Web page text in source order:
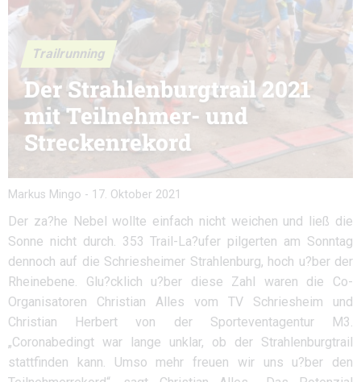
Trailrunning
Der Strahlenburgtrail 2021
mit Teilnehmer- und
Streckenrekord
Markus Mingo - 17. Oktober 2021
Der za?he Nebel wollte einfach nicht weichen und ließ die
Sonne nicht durch. 353 Trail-La?ufer pilgerten am Sonntag
dennoch auf die Schriesheimer Strahlenburg, hoch u?ber der
Rheinebene. Glu?cklich u?ber diese Zahl waren die Co-
Organisatoren Christian Alles vom TV Schriesheim und
Christian Herbert von der Sporteventagentur M3.
„Coronabedingt war lange unklar, ob der Strahlenburgtrail
stattfinden kann. Umso mehr freuen wir uns u?ber den